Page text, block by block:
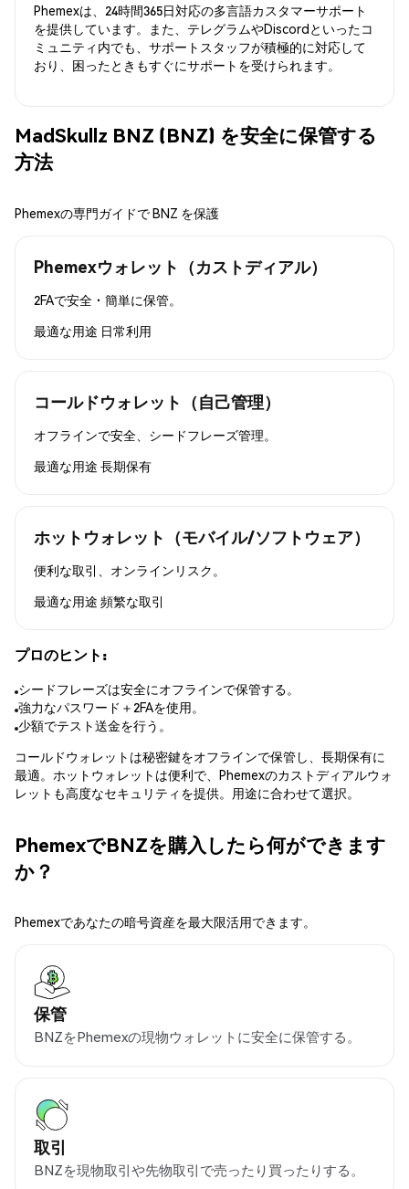
Phemexは、24時間365日対応の多言語カスタマーサポート
を提供しています。また、テレグラムやDiscordといったコ
ミュニティ内でも、サポートスタッフが積極的に対応して
おり、困ったときもすぐにサポートを受けられます。
MadSkullz BNZ (BNZ) を安全に保管する
方法
Phemexの専門ガイドで BNZ を保護
Phemexウォレット（カストディアル）
2FAで安全・簡単に保管。
最適な用途 日常利用
コールドウォレット（自己管理）
オフラインで安全、シードフレーズ管理。
最適な用途 長期保有
ホットウォレット（モバイル/ソフトウェア）
便利な取引、オンラインリスク。
最適な用途 頻繁な取引
プロのヒント:
シードフレーズは安全にオフラインで保管する。
強力なパスワード＋2FAを使用。
少額でテスト送金を行う。
コールドウォレットは秘密鍵をオフラインで保管し、長期保有に
最適。ホットウォレットは便利で、Phemexのカストディアルウォ
レットも高度なセキュリティを提供。用途に合わせて選択。
PhemexでBNZを購入したら何ができます
か？
Phemexであなたの暗号資産を最大限活用できます。
保管
BNZをPhemexの現物ウォレットに安全に保管する。
取引
BNZを現物取引や先物取引で売ったり買ったりする。